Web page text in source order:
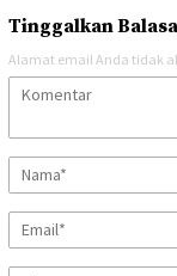
Tinggalkan
Alamat email Anda tidak